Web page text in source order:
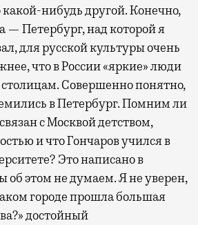
нибудь другой. Конечно,
— Петербург, над которой я
для русской культуры очень
что в России «яркие» люди
столицам. Совершенно понятно,
в Петербург. Помним ли
с Москвой детством,
и что Гончаров учился в
Это написано в
об этом не думаем. Я не уверен,
городе прошла большая
достойный